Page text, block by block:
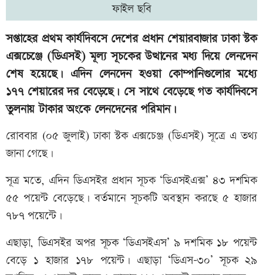
ফাইল ছবি
সপ্তাহের প্রথম কার্যদিবসে দেশের প্রধান শেয়ারবাজার ঢাকা স্টক
এক্সচেঞ্জে (ডিএসই) মূল্য সূচকের উত্থানের মধ্য দিয়ে লেনদেন
শেষ হয়েছে। এদিন লেনদেন হওয়া কোম্পানিগুলোর মধ্যে
১৭৭ শেয়ারের দর বেড়েছে। সে সাথে বেড়েছে গত কার্যদিবসে
তুলনায় টাকার অংকে লেনদেনের পরিমান।
রোববার (০৫ জুলাই) ঢাকা স্টক এক্সচেঞ্জ (ডিএসই) সূত্রে এ তথ্য
জানা গেছে।
সূত্র মতে, এদিন ডিএসইর প্রধান সূচক ‘ডিএসইএক্স’ ৪৩ দশমিক
৫৫ পয়েন্ট বেড়েছে। বর্তমানে সূচকটি অবস্থান করছে ৫ হাজার
৭৮৭ পয়েন্টে।
এছাড়া, ডিএসইর অপর সূচক ‘ডিএসইএস’ ৯ দশমিক ১৮ পয়েন্ট
বেড়ে ১ হাজার ১৭৮ পয়েন্ট। এছাড়া ‘ডিএস-৩০’ সূচক ২৯